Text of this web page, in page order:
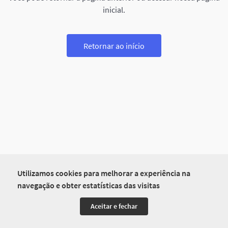
Utilizamos cookies para melhorar a experiência na
navegação e obter estatísticas das visitas
Aceitar e fechar
inicial.
Retornar ao início